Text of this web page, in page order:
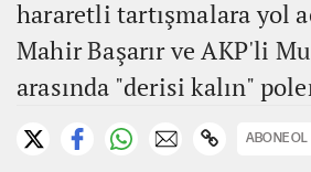
hararetli tartışmalara yol
Mahir Başarır ve AKP'li
arasında "derisi kalın"
ABONE OL